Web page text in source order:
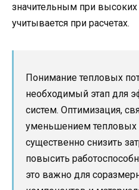
значительным при высоких
учитывается при расчетах.
Понимание тепловых
необходимый этап для
систем. Оптимизация,
уменьшением тепловых
существенно снизить
повысить
это важно для